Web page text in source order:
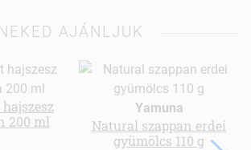
NEKED AJÁNLJUK
200 ml
Yamuna
Natural szappan erdei
gyümölcs 110 g